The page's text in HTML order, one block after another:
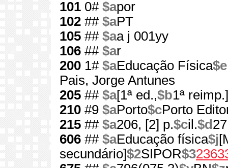
101 0# $apor
102 ## $aPT
105 ## $aa j 001yy
106 ## $ar
200 1# $aEducação Física$e
Pais, Jorge Antunes
205 ## $a[1ª ed.,$b1ª reimp.]
210 #9 $aPorto$cPorto
215 ## $a206, [2] p.$cil.$d
606 ## $aEducação física$j
secundário]$2SIPOR$3